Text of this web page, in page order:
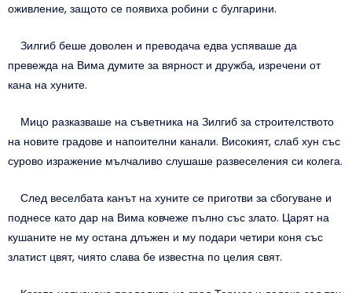
оживление, защото се появиха робини с булгарини.
Зилгиб беше доволен и преводача едва успяваше да
превежда на Вима думите за вярност и дружба, изречени от
кана на хуните.
Мицо разказваше на съветника на Зилгиб за строителството
на новите градове и напоителни канали. Високият, слаб хун със
сурово изражение мълчаливо слушаше развеселения си колега.
След веселбата канът на хуните се приготви за сбогуване и
поднесе като дар на Вима ковчеже пълно със злато. Царят на
кушаните не му остана длъжен и му подари четири коня със
златист цвят, чиято слава бе известна по целия свят.